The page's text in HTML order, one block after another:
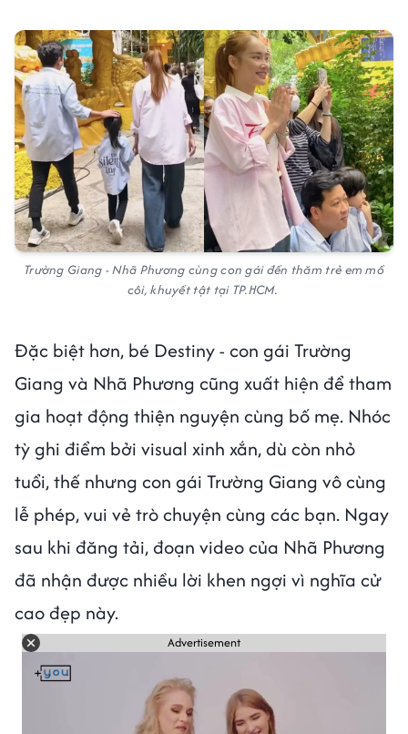
Trường Giang - Nhã Phương cùng con gái đến thăm trẻ em mồ
côi, khuyết tật tại TP.HCM.
Đặc biệt hơn, bé Destiny - con gái Trường
Giang và Nhã Phương cũng xuất hiện để tham
gia hoạt động thiện nguyện cùng bố mẹ. Nhóc
tỳ ghi điểm bởi visual xinh xắn, dù còn nhỏ
tuổi, thế nhưng con gái Trường Giang vô cùng
lễ phép, vui vẻ trò chuyện cùng các bạn. Ngay
sau khi đăng tải, đoạn video của Nhã Phương
đã nhận được nhiều lời khen ngợi vì nghĩa cử
cao đẹp này.
Advertisement